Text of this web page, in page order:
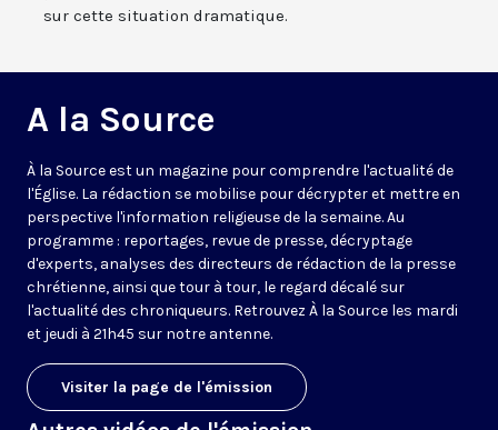
sur cette situation dramatique.
A la Source
À la Source est un magazine pour comprendre l'actualité de
l'Église. La rédaction se mobilise pour décrypter et mettre en
perspective l'information religieuse de la semaine. Au
programme : reportages, revue de presse, décryptage
d'experts, analyses des directeurs de rédaction de la presse
chrétienne, ainsi que tour à tour, le regard décalé sur
l'actualité des chroniqueurs. Retrouvez À la Source les mardi
et jeudi à 21h45 sur notre antenne.
Visiter la page de l'émission